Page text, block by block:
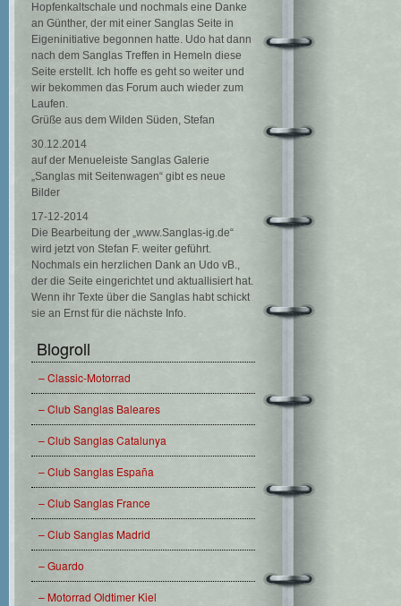
Hopfenkaltschale und nochmals eine Danke
an Günther, der mit einer Sanglas Seite in
Eigeninitiative begonnen hatte. Udo hat dann
nach dem Sanglas Treffen in Hemeln diese
Seite erstellt. Ich hoffe es geht so weiter und
wir bekommen das Forum auch wieder zum
Laufen.
Grüße aus dem Wilden Süden, Stefan
30.12.2014
auf der Menueleiste Sanglas Galerie
„Sanglas mit Seitenwagen“ gibt es neue
Bilder
17-12-2014
Die Bearbeitung der „www.Sanglas-ig.de“
wird jetzt von Stefan F. weiter geführt.
Nochmals ein herzlichen Dank an Udo vB.,
der die Seite eingerichtet und aktuallisiert hat.
Wenn ihr Texte über die Sanglas habt schickt
sie an Ernst für die nächste Info.
Blogroll
– Classic-Motorrad
– Club Sanglas Baleares
– Club Sanglas Catalunya
– Club Sanglas España
– Club Sanglas France
– Club Sanglas Madrid
– Guardo
– Motorrad Oldtimer Kiel